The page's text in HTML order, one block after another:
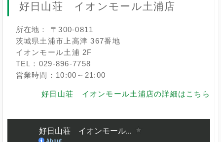
好日山荘 イオンモール土浦店
所在地： 〒300-0811
茨城県土浦市上高津 367番地
イオンモール土浦 2F
TEL：029-896-7758
営業時間：10:00～21:00
好日山荘 イオンモール土浦店の詳細はこちら